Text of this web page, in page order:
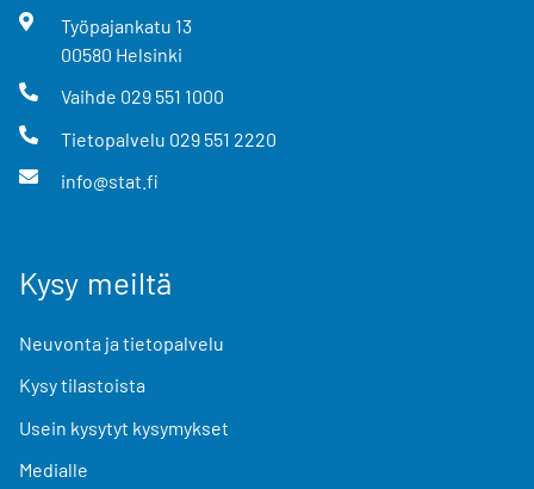
Työpajankatu 13
00580 Helsinki
Vaihde 029 551 1000
Tietopalvelu 029 551 2220
info@stat.fi
Kysy meiltä
Neuvonta ja tietopalvelu
Kysy tilastoista
Usein kysytyt kysymykset
Medialle